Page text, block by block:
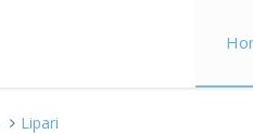
Lipari